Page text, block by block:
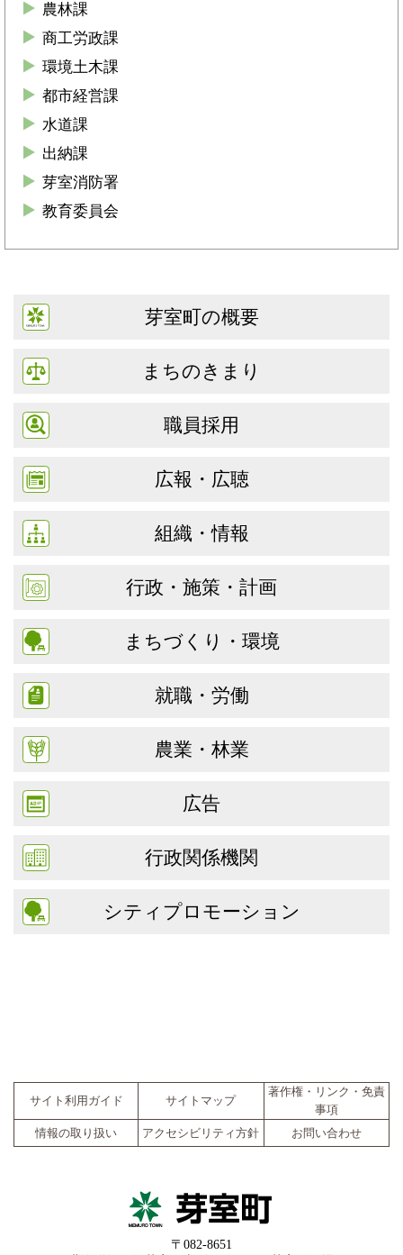
農林課
商工労政課
環境土木課
都市経営課
水道課
出納課
芽室消防署
教育委員会
芽室町の概要
まちのきまり
職員採用
広報・広聴
組織・情報
行政・施策・計画
まちづくり・環境
就職・労働
農業・林業
広告
行政関係機関
シティプロモーション
サイト利用ガイド サイトマップ
著作権・リンク・免責
事項
情報の取り扱い
アクセシビリティ方針 お問い合わせ
〒082-8651